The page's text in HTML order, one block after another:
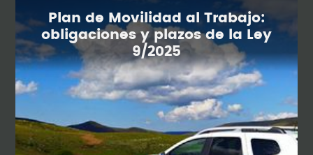
Plan de Movilidad al Trabajo:
obligaciones y plazos de la Ley
9/2025